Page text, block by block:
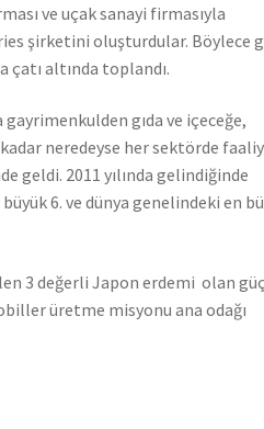
ve uçak sanayi firmasıyla
şirketini oluşturdular. Böylece
altında toplandı.
gıda ve içeceğe,
neredeyse her sektörde
geldi. 2011 yılında gelindiğinde
6. ve dünya genelindeki en
3 değerli Japon erdemi olan
üretme misyonu ana odağı